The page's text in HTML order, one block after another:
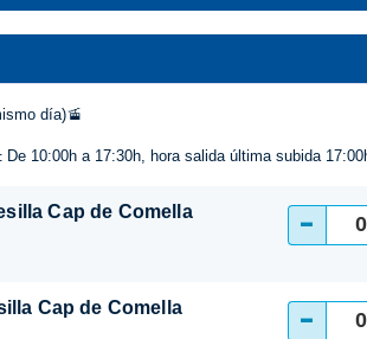
día)🚡
De 10:00h a 17:30h, hora salida última subida
Cap de Comella -
Cap de Comella -